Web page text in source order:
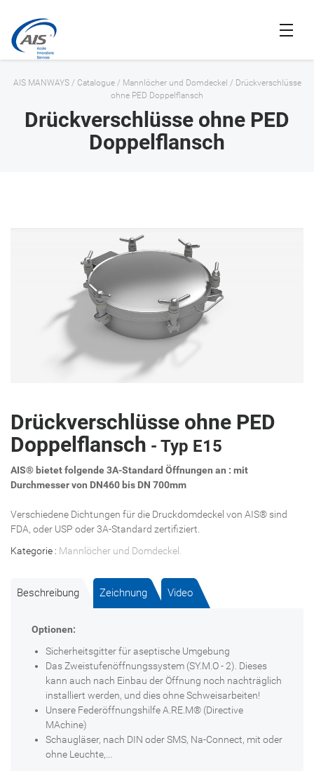
AIS MANWAYS/ Catalogue/ Mannlöcher und Domdeckel / Drückverschlüsse
ohne PED Doppelflansch
Drückverschlüsse ohne PED
Doppelflansch
Drückverschlüsse ohne PED
Doppelflansch - Typ E15
AIS® bietet folgende 3A-Standard Öffnungen an : mit
Durchmesser von DN460 bis DN 700mm
Verschiedene Dichtungen für die Druckdomdeckel von AIS® sind
FDA, oder USP oder 3A-Standard zertifiziert.
Kategorie : Mannlöcher und Domdeckel
Beschreibung Zeichnung Video
Optionen:
Sicherheitsgitter für aseptische Umgebung
Das Zweistufenöffnungssystem (SY.M.O - 2). Dieses
kann auch nach Einbau der Öffnung noch nachträglich
installiert werden, und dies ohne Schweisarbeiten!
Unsere Federöffnungshilfe A.RE.M® (Directive
MAchine)
Schaugläser, nach DIN oder SMS, Na-Connect, mit oder
ohne Leuchte,...